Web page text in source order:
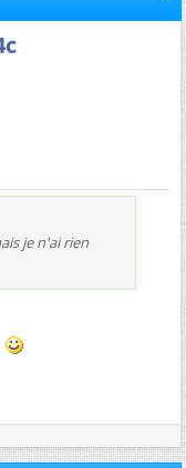
je n'ai rien